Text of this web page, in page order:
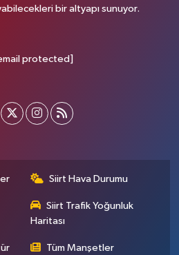
bir altyapı sunuyor.
protected]
Siirt Hava Durumu
Siirt Trafik Yoğunluk
Haritası
Tüm Manşetler